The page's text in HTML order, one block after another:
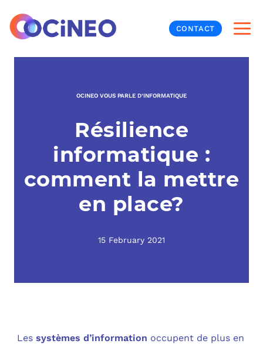
CONTACT
OCINEO VOUS PARLE D’INFORMATIQUE
Résilience
informatique :
comment la mettre
en place?
15 February 2021
Lessystèmes d’information occupent de plus en